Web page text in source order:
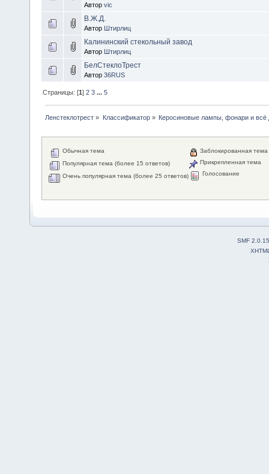
Автор vic
В.Ж.Д.
Автор Штирлиц
Калининский стекольный завод
Автор Штирлиц
БелСтеклоТрест
Автор 36RUS
Страницы: [1]2 3 ...5
Ленстеклотрест » Классификатор» Керосиновые лампы, фонари и всё
Обычная тема
Популярная тема (более 15 ответов)
Очень популярная тема (более 25 ответов)
Заблокированная тема
Прикрепленная тема
Голосование
SMF 2.0.15